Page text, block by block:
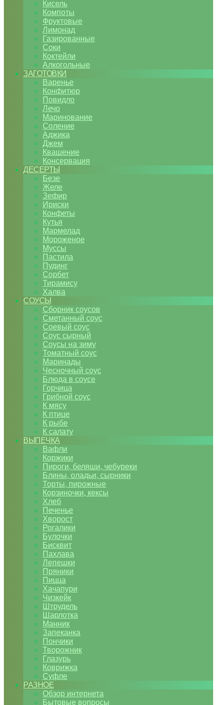
Кисель
Компоты
Фруктовые
Лимонад
Газированные
Соки
Коктейли
Алкогольные
ЗАГОТОВКИ
Варенье
Конфитюр
Повидло
Лечо
Маринование
Соление
Аджика
Джем
Квашение
Консервация
ДЕСЕРТЫ
Безе
Желе
Зефир
Ириски
Конфеты
Кутья
Мармелад
Мороженое
Муссы
Пастила
Пудинг
Сорбет
Тирамису
Халва
СОУСЫ
Сборник соусов
Сметанный соус
Соевый соус
Соус сырный
Соусы на зиму
Томатный соус
Маринады
Чесночный соус
Блюда в соусе
Горчица
Грибной соус
К мясу
К птице
К рыбе
К салату
ВЫПЕЧКА
Вафли
Коржики
Пироги, беляши, чебуреки
Блины, оладьи, сырники
Торты, пирожные
Корзиночки, кексы
Хлеб
Печенье
Хворост
Рогалики
Булочки
Бисквит
Пахлава
Лепешки
Пряники
Пицца
Хачапури
Чизкейк
Штрудель
Шарлотка
Манник
Запеканка
Пончики
Творожник
Глазурь
Коврижка
Суфле
РАЗНОЕ
Обзор интернета
Бытовые вопросы